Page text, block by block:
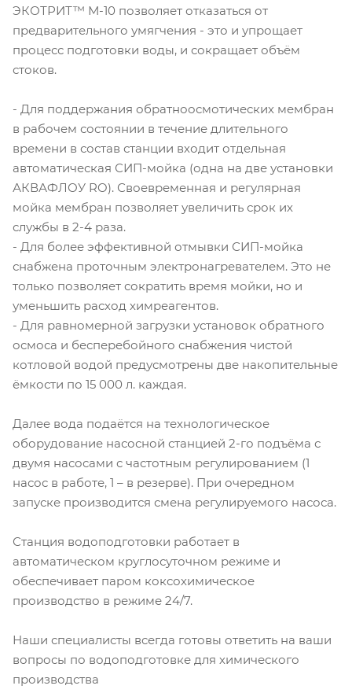
ЭКОТРИТ™ М-10 позволяет отказаться от
предварительного умягчения - это и упрощает
процесс подготовки воды, и сокращает объём
стоков.
- Для поддержания обратноосмотических мембран
в рабочем состоянии в течение длительного
времени в состав станции входит отдельная
автоматическая СИП-мойка (одна на две установки
АКВАФЛОУ RO). Своевременная и регулярная
мойка мембран позволяет увеличить срок их
службы в 2-4 раза.
- Для более эффективной отмывки СИП-мойка
снабжена проточным электронагревателем. Это не
только позволяет сократить время мойки, но и
уменьшить расход химреагентов.
- Для равномерной загрузки установок обратного
осмоса и бесперебойного снабжения чистой
котловой водой предусмотрены две накопительные
ёмкости по 15 000 л. каждая.
Далее вода подаётся на технологическое
оборудование насосной станцией 2-го подъёма с
двумя насосами с частотным регулированием (1
насос в работе, 1 – в резерве). При очередном
запуске производится смена регулируемого насоса.
Станция водоподготовки работает в
автоматическом круглосуточном режиме и
обеспечивает паром коксохимическое
производство в режиме 24/7.
Наши специалисты всегда готовы ответить на ваши
вопросы по водоподготовке для химического
производства